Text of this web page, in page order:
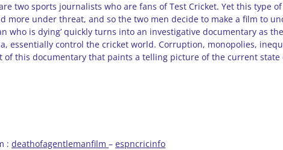
two sports journalists who are fans of Test Cricket. Yet this type
more under threat, and so the two men decide to make a film to
who is dying’ quickly turns into an investigative documentary as
essentially control the cricket world. Corruption, monopolies,
of this documentary that paints a telling picture of the current
: deathofagentlemanfilm – espncricinfo